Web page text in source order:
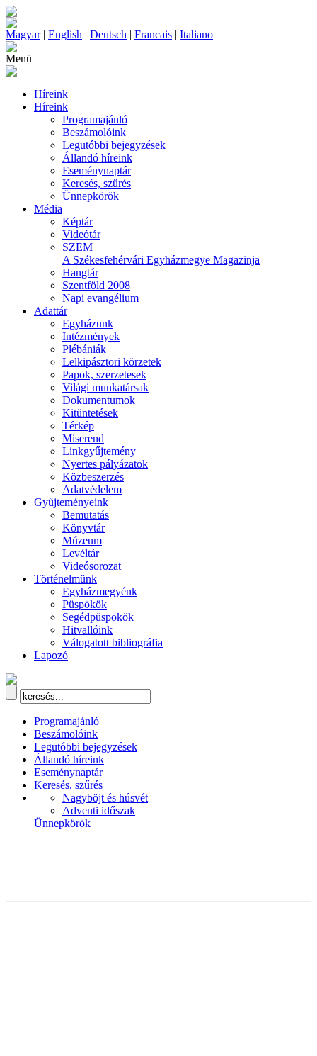
Magyar| English | Deutsch | Francais | Italiano
Menü
Híreink
Híreink
Programajánló
Beszámolóink
Legutóbbi bejegyzések
Állandó híreink
Eseménynaptár
Keresés, szűrés
Ünnepkörök
Média
Képtár
Videótár
SZEM
A Székesfehérvári Egyházmegye Magazinja
Hangtár
Szentföld 2008
Napi evangélium
Adattár
Egyházunk
Intézmények
Plébániák
Lelkipásztori körzetek
Papok, szerzetesek
Világi munkatársak
Dokumentumok
Kitüntetések
Térkép
Miserend
Linkgyűjtemény
Nyertes pályázatok
Közbeszerzés
Adatvédelem
Gyűjteményeink
Bemutatás
Könyvtár
Múzeum
Levéltár
Videósorozat
Történelmünk
Egyházmegyénk
Püspökök
Segédpüspökök
Hitvallóink
Válogatott bibliográfia
Lapozó
Programajánló
Beszámolóink
Legutóbbi bejegyzések
Állandó híreink
Eseménynaptár
Keresés, szűrés
Nagyböjt és húsvét
Adventi időszak
Ünnepkörök